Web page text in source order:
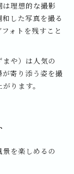
理想的な撮影
した写真を撮る
ォトを残すこと
や）は人気の
寄り添う姿を撮
ります。
を楽しめるの